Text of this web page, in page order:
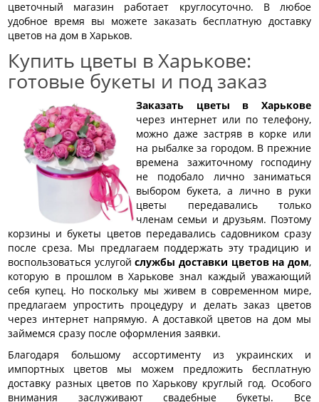
цветочный магазин работает круглосуточно. В любое
удобное время вы можете заказать бесплатную доставку
цветов на дом в Харьков.
Купить цветы в Харькове:
готовые букеты и под заказ
Заказать цветы в Харькове
через интернет или по телефону,
можно даже застряв в корке или
на рыбалке за городом. В прежние
времена зажиточному господину
не подобало лично заниматься
выбором букета, а лично в руки
цветы передавались только
членам семьи и друзьям. Поэтому
корзины и букеты цветов передавались садовником сразу
после среза. Мы предлагаем поддержать эту традицию и
воспользоваться услугойслужбы доставки цветов на дом,
которую в прошлом в Харькове знал каждый уважающий
себя купец. Но поскольку мы живем в современном мире,
предлагаем упростить процедуру и делать заказ цветов
через интернет напрямую. А доставкой цветов на дом мы
займемся сразу после оформления заявки.
Благодаря большому ассортименту из украинских и
импортных цветов мы можем предложить бесплатную
доставку разных цветов по Харькову круглый год. Особого
внимания заслуживают свадебные букеты. Все